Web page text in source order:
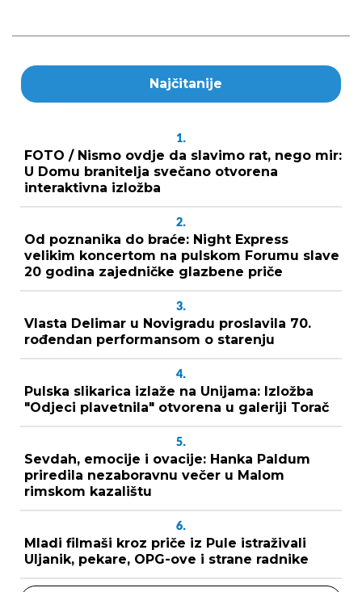
Najčitanije
1.
FOTO / Nismo ovdje da slavimo rat, nego mir:
U Domu branitelja svečano otvorena
interaktivna izložba
2.
Od poznanika do braće: Night Express
velikim koncertom na pulskom Forumu slave
20 godina zajedničke glazbene priče
3.
Vlasta Delimar u Novigradu proslavila 70.
rođendan performansom o starenju
4.
Pulska slikarica izlaže na Unijama: Izložba
"Odjeci plavetnila" otvorena u galeriji Torač
5.
Sevdah, emocije i ovacije: Hanka Paldum
priredila nezaboravnu večer u Malom
rimskom kazalištu
6.
Mladi filmaši kroz priče iz Pule istraživali
Uljanik, pekare, OPG-ove i strane radnike